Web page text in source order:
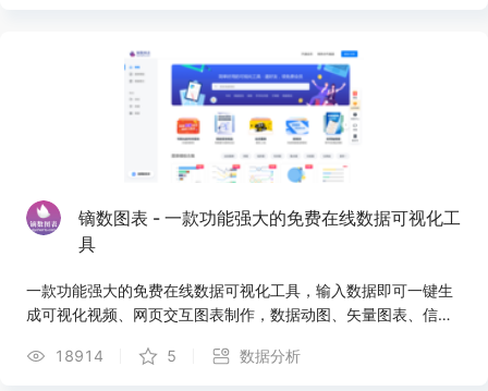
镝数图表 - 一款功能强大的免费在线数据可视化工
具
一款功能强大的免费在线数据可视化工具，输入数据即可一键生
成可视化视频、网页交互图表制作，数据动图、矢量图表、信息
100种图表种类；提供上千种可视化模版，内容创作、媒体运
18914 5 数据分析